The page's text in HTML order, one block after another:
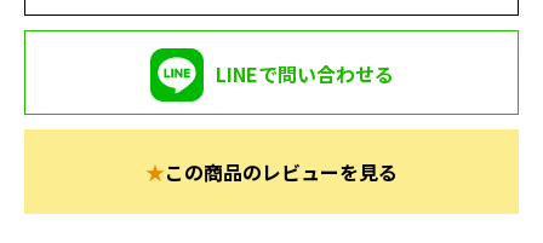
LINEで問い合わせる
★この商品のレビューを見る